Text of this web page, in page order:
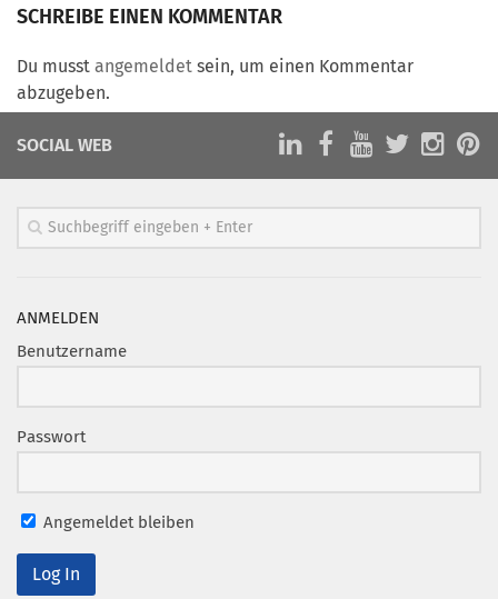
Marketing Pioniere
MarketingFrauen
Münchner Marketingpreis
Mentoring
Bundesverband Marketing Clubs
CLUB-KOMMUNIKATION
MCM Club TV
PODCAST
SCHREIBE EINEN KOMMENTAR
Du musst angemeldet sein, um einen Kommentar
abzugeben.
SOCIAL WEB
ANMELDEN
Benutzername
Passwort
Angemeldet bleiben